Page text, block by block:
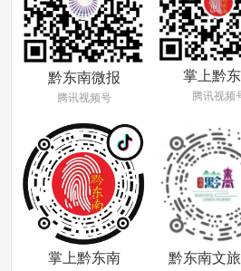
黔东南微报
腾讯视频号
掌上黔
腾讯视频
掌上黔东南 黔东南文